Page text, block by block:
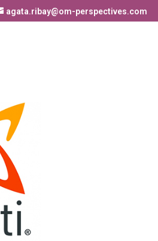
agata.ribay@om-perspectives.com